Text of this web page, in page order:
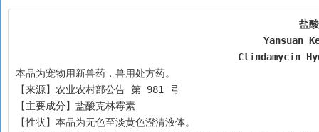
盐
Yansuan
Clindamycin
本品为宠物用新兽药，兽用处方药。
【来源】农业农村部公告 第 981 号
【主要成分】盐酸克林霉素
【性状】本品为无色至淡黄色澄清液体。